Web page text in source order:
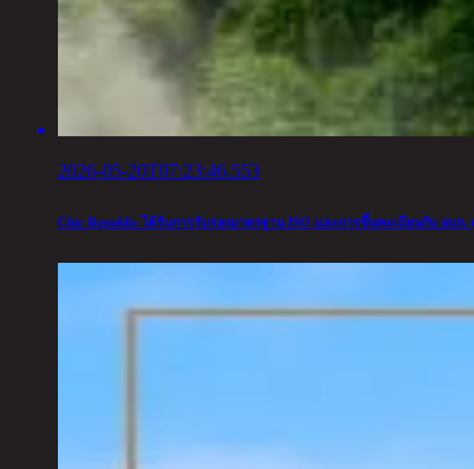
2026-05-20T07:23:46.553
Chic Republic ได้รับการรับรองมาตรฐาน ISO และการขึ้นทะเบียนกับ อบ